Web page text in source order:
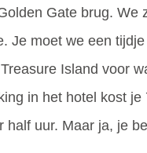
Gate brug. We
Je moet we een
Island voor
in het hotel kost
uur. Maar ja, je